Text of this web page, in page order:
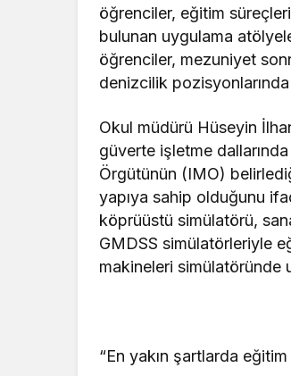
öğrenciler, eğitim
bulunan uygulama
öğrenciler, mezuniyet
denizcilik
Okul müdürü Hüseyin
güverte işletme
Örgütünün (IMO)
yapıya sahip olduğunu
köprüüstü simülatörü,
GMDSS simülatörleriyle
makineleri simülatöründe
“En yakın şartlarda eğitim